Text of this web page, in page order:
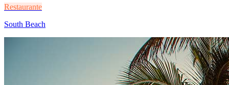
Restaurante
South Beach